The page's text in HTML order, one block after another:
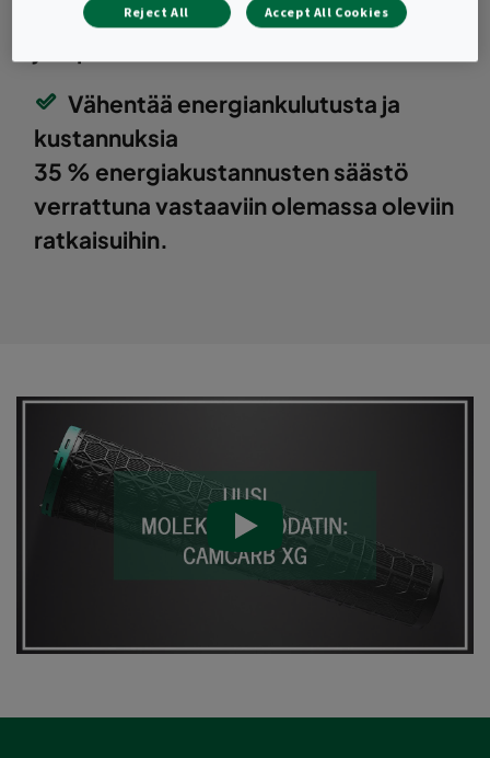
50 % työ- ja
Vähentää energiankulutusta ja
kustannuksia
35 % energiakustannusten säästö
verrattuna vastaaviin olemassa oleviin
ratkaisuihin.
Reject All Accept All Cookies